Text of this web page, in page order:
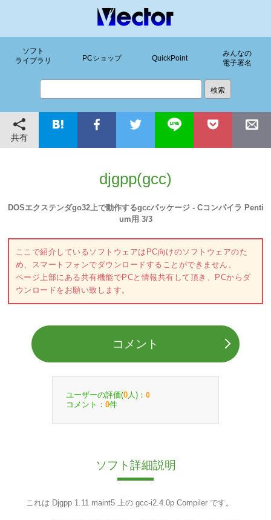
ソフト
ライブラリ
PCショップ QuickPoint
みんなの
電子署名
共有
djgpp(gcc)
DOSエクステンダgo32上で動作するgccパッケージ - Cコンパイラ Penti
um用 3/3
ここで紹介しているソフトウェアはPC向けのソフトウェアのた
め、スマートフォンでダウンロードすることができません。
ページ上部にある共有機能でPCと情報共有して頂き、PCからダ
ウンロードをお願い致します。
コメント
ユーザーの評価(0 人)： 0
コメント： 0件
ソフト詳細説明
これは Djgpp 1.11 maint5 上の gcc-i2.4.0p Compiler です。